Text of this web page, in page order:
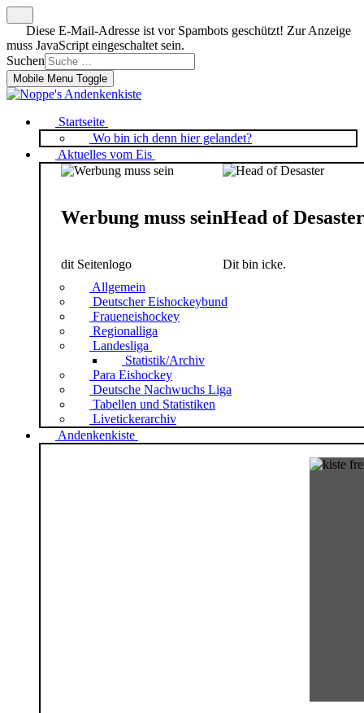
Diese E-Mail-Adresse ist vor Spambots geschützt! Zur Anzeige
muss JavaScript eingeschaltet sein.
Suchen
Mobile Menu Toggle
Startseite
Wo bin ich denn hier gelandet?
Aktuelles vom Eis
Werbung muss sein
dit Seitenlogo
Head of Desaster
Dit bin icke.
Allgemein
Deutscher Eishockeybund
Fraueneishockey
Regionalliga
Landesliga
Statistik/Archiv
Para Eishockey
Deutsche Nachwuchs Liga
Tabellen und Statistiken
Livetickerarchiv
Andenkenkiste